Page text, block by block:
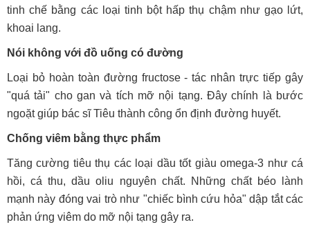
tinh chế bằng các loại tinh bột hấp thụ chậm như gạo lứt,
khoai lang.
Nói không với đồ uống có đường
Loại bỏ hoàn toàn đường fructose - tác nhân trực tiếp gây
"quá tải" cho gan và tích mỡ nội tạng. Đây chính là bước
ngoặt giúp bác sĩ Tiêu thành công ổn định đường huyết.
Chống viêm bằng thực phẩm
Tăng cường tiêu thụ các loại dầu tốt giàu omega-3 như cá
hồi, cá thu, dầu oliu nguyên chất. Những chất béo lành
mạnh này đóng vai trò như "chiếc bình cứu hỏa" dập tắt các
phản ứng viêm do mỡ nội tạng gây ra.